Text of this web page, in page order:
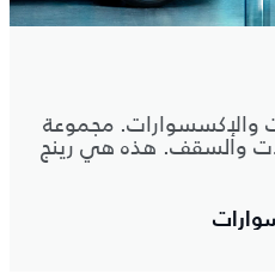
والإكسسوارات. مجموعة
والسقف. هذه هي رينج